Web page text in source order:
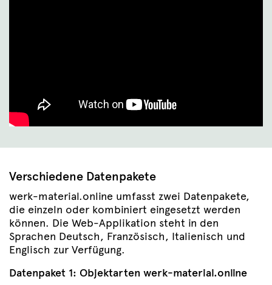
Verschiedene Datenpakete
werk-material.online umfasst zwei Datenpakete,
die einzeln oder kombiniert eingesetzt werden
können. Die Web-Applikation steht in den
Sprachen Deutsch, Französisch, Italienisch und
Englisch zur Verfügung.
Datenpaket 1: Objektarten werk-material.online